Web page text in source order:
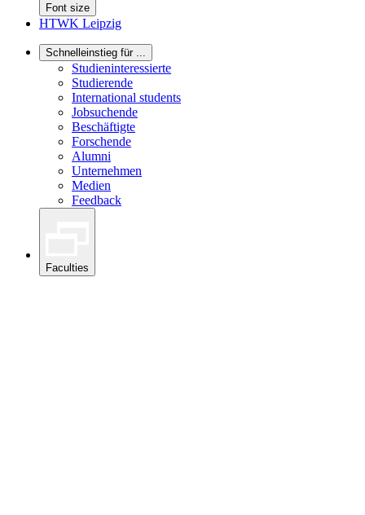
Font size
HTWK Leipzig
Schnelleinstieg für ...
Studieninteressierte
Studierende
International students
Jobsuchende
Beschäftigte
Forschende
Alumni
Unternehmen
Medien
Feedback
Faculties